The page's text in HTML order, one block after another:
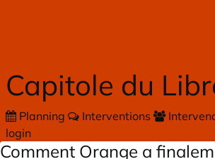
Capitole du
Planning Interventions
login
Comment Orange a